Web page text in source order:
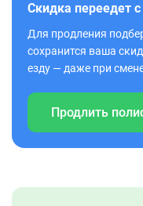
Скидка переедет
Для продления
сохранится ваша
езду — даже при
Продлить